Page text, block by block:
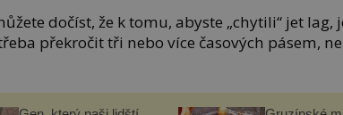
dočíst, že k tomu, abyste „chytili“ jet lag,
překročit tři nebo více časových pásem,